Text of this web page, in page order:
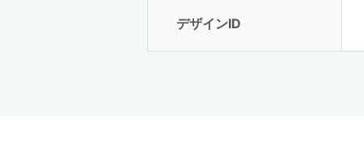
デザインID